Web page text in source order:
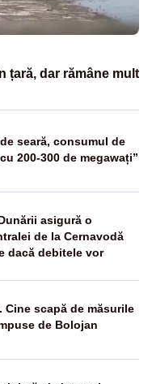
țară, dar rămâne mult
seară, consumul de
200-300 de megawați”
asigură o
de la Cernavodă
dacă debitele vor
Cine scapă de măsurile
de Bolojan